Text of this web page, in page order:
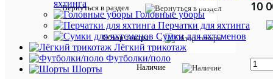
яхтинга
Головные уборы
Перчатки для яхтинга
Сумки для яхтсменов
Лёгкий трикотаж
Футболки/поло
Шорты
Вернуться в раздел
Обзор товара
Наличие
10